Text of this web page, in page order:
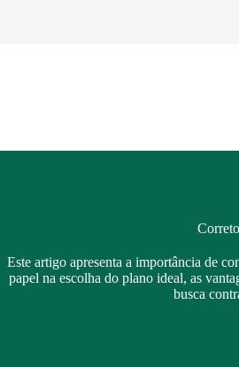
Este artigo apresenta a importância de
papel na escolha do plano ideal, as
busca